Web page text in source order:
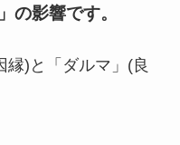
の影響です。
縁)と「ダルマ」(良